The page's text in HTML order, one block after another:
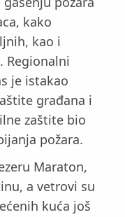
kako
kao i
Regionalni
je istakao
građana i
zaštite bio
požara.
Maraton,
a vetrovi su
kuća još